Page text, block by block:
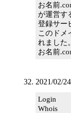
お名前
が運営す
登録サー
このドメ
れました。
お名前
2021/02/
Login
Whois